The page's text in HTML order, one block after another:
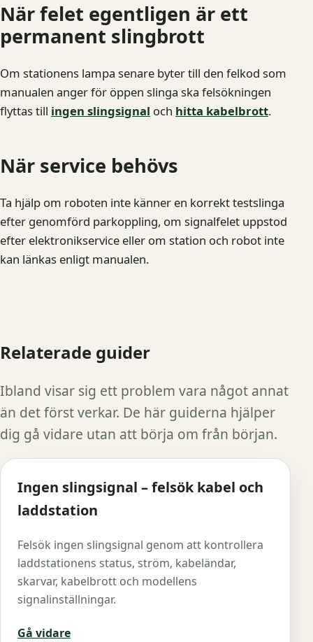
När felet egentligen är ett
permanent slingbrott
Om stationens lampa senare byter till den felkod som
manualen anger för öppen slinga ska felsökningen
flyttas till ingen slingsignal och hitta kabelbrott.
När service behövs
Ta hjälp om roboten inte känner en korrekt testslinga
efter genomförd parkoppling, om signalfelet uppstod
efter elektronikservice eller om station och robot inte
kan länkas enligt manualen.
Relaterade guider
Ibland visar sig ett problem vara något annat
än det först verkar. De här guiderna hjälper
dig gå vidare utan att börja om från början.
Ingen slingsignal – felsök kabel och
laddstation
Felsök ingen slingsignal genom att kontrollera
laddstationens status, ström, kabeländar,
skarvar, kabelbrott och modellens
signalinställningar.
Gå vidare